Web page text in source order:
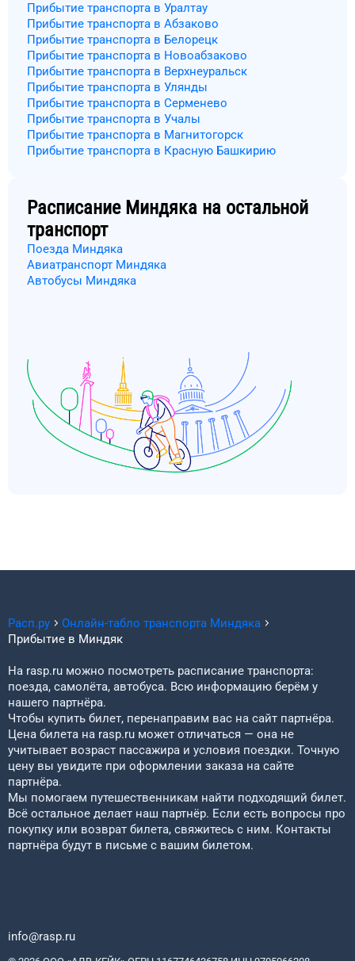
Прибытие транспорта в Уралтау
Прибытие транспорта в Абзаково
Прибытие транспорта в Белорецк
Прибытие транспорта в Новоабзаково
Прибытие транспорта в Верхнеуральск
Прибытие транспорта в Улянды
Прибытие транспорта в Серменево
Прибытие транспорта в Учалы
Прибытие транспорта в Магнитогорск
Прибытие транспорта в Красную Башкирию
Расписание Миндяка на остальной
транспорт
Поезда Миндяка
Авиатранспорт Миндяка
Автобусы Миндяка
Расп.ру Онлайн-табло транспорта Миндяка
Прибытие в Миндяк
На rasp.ru можно посмотреть расписание транспорта:
поезда, самолёта, автобуса. Всю информацию берём у
нашего партнёра.
Чтобы купить билет, перенаправим вас на сайт партнёра.
Цена билета на rasp.ru может отличаться — она не
учитывает возраст пассажира и условия поездки. Точную
цену вы увидите при оформлении заказа на сайте
партнёра.
Мы помогаем путешественникам найти подходящий билет.
Всё остальное делает наш партнёр. Если есть вопросы про
покупку или возврат билета, свяжитесь с ним. Контакты
партнёра будут в письме с вашим билетом.
info@rasp.ru